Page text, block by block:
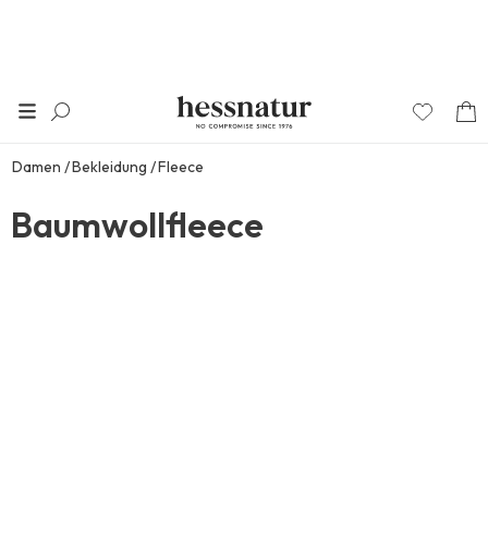
Damen Bekleidung Fleece
Baumwollfleece